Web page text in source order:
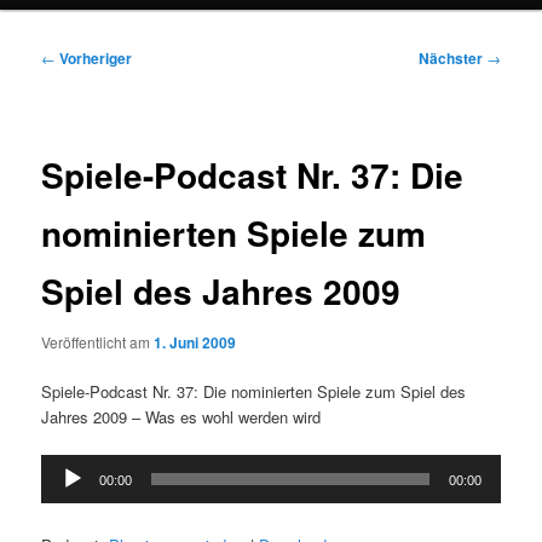
Beitragsnavigation
← Vorheriger Nächster →
Spiele-Podcast Nr. 37: Die
nominierten Spiele zum
Spiel des Jahres 2009
Veröffentlicht am1. Juni 2009
Spiele-Podcast Nr. 37: Die nominierten Spiele zum Spiel des
Jahres 2009 – Was es wohl werden wird
Audio-
Player
00:00 00:00